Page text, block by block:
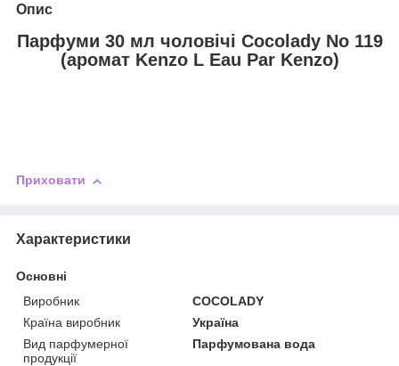
Опис
Парфуми 30 мл чоловічі Cocolady No 119
(аромат Kenzo L Eau Par Kenzo)
Приховати
Характеристики
Основні
Виробник
COCOLADY
Країна виробник
Україна
Вид парфумерної
продукції
Парфумована вода